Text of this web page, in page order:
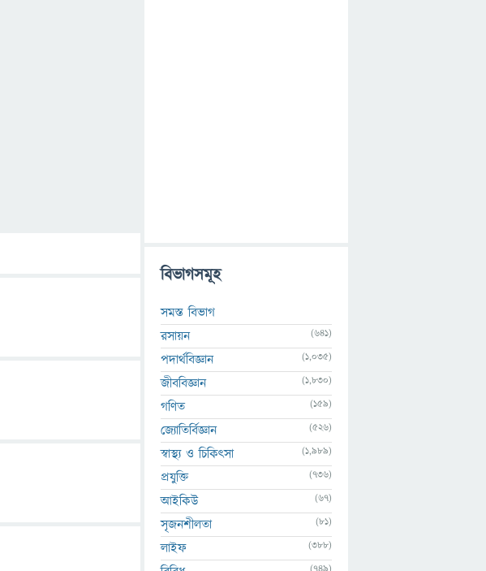
বিভাগসমূহ
সমস্ত বিভাগ
রসায়ন
(641)
পদার্থবিজ্ঞান (1,035)
জীববিজ্ঞান (1,830)
গণিত (159)
জ্যোতির্বিজ্ঞান (526)
স্বাস্থ্য ও চিকিৎসা (1,989)
প্রযুক্তি (736)
আইকিউ (67)
সৃজনশীলতা (81)
লাইফ (388)